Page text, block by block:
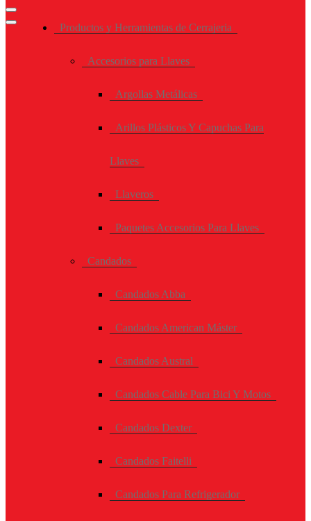
Productos y Herramientas de Cerrajeria
Accesorios para Llaves
Argollas Metálicas
Arillos Plásticos Y Capuchas Para
Llaves
Llaveros
Paquetes Accesorios Para Llaves
Candados
Candados Abba
Candados American Máster
Candados Austral
Candados Cable Para Bici Y Motos
Candados Dexter
Candados Faitelli
Candados Para Refrigerador